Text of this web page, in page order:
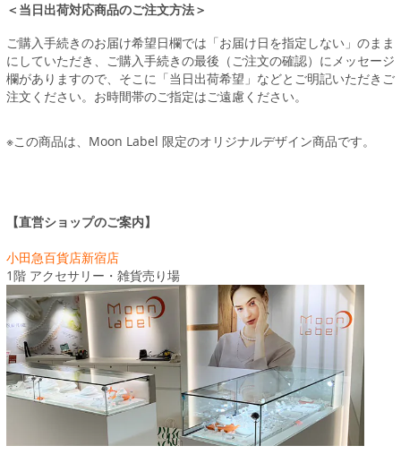
＜当日出荷対応商品のご注文方法＞
ご購入手続きのお届け希望日欄では「お届け日を指定しない」のまま
にしていただき、ご購入手続きの最後（ご注文の確認）にメッセージ
欄がありますので、そこに「当日出荷希望」などとご明記いただきご
注文ください。お時間帯のご指定はご遠慮ください。
※この商品は、Moon Label 限定のオリジナルデザイン商品です。
【直営ショップのご案内】
小田急百貨店新宿店
1階 アクセサリー・雑貨売り場